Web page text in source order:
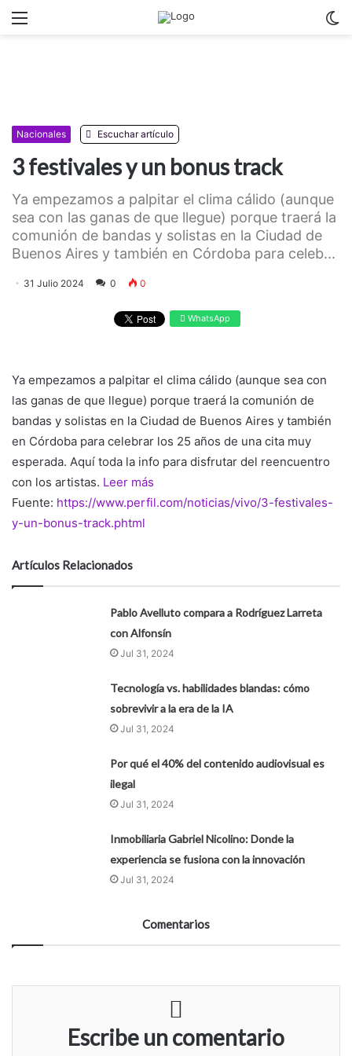
Nacionales Escuchar artículo
3 festivales y un bonus track
Ya empezamos a palpitar el clima cálido (aunque
sea con las ganas de que llegue) porque traerá la
comunión de bandas y solistas en la Ciudad de
Buenos Aires y también en Córdoba para celeb...
31 Julio 2024 0 0
WhatsApp
Ya empezamos a palpitar el clima cálido (aunque sea con
las ganas de que llegue) porque traerá la comunión de
bandas y solistas en la Ciudad de Buenos Aires y también
en Córdoba para celebrar los 25 años de una cita muy
esperada. Aquí toda la info para disfrutar del reencuentro
con los artistas. Leer más
Fuente: https://www.perfil.com/noticias/vivo/3-festivales-
y-un-bonus-track.phtml
Artículos Relacionados
Pablo Avelluto compara a Rodríguez Larreta
con Alfonsín
Jul 31, 2024
Tecnología vs. habilidades blandas: cómo
sobrevivir a la era de la IA
Jul 31, 2024
Por qué el 40% del contenido audiovisual es
ilegal
Jul 31, 2024
Inmobiliaria Gabriel Nicolino: Donde la
experiencia se fusiona con la innovación
Jul 31, 2024
Comentarios
Escribe un comentario